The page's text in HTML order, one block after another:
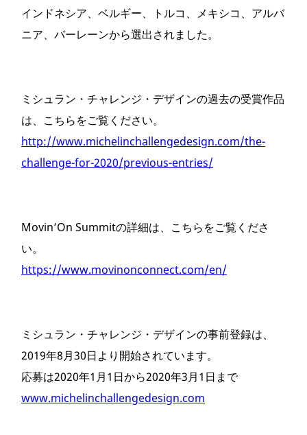
インドネシア、ベルギー、トルコ、メキシコ、アルバ
ニア、バーレーンから選出されました。
ミシュラン・チャレンジ・デザインの過去の受賞作品
は、こちらをご覧ください。
http://www.michelinchallengedesign.com/the-
challenge-for-2020/previous-entries/
Movin’On Summitの詳細は、こちらをご覧くださ
い。
https://www.movinonconnect.com/en/
ミシュラン・チャレンジ・デザインの事前登録は、
2019年8月30日より開始されています。
応募は2020年1月1日から2020年3月1日まで
www.michelinchallengedesign.com